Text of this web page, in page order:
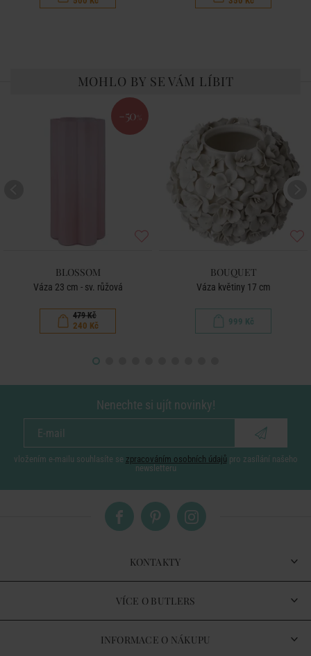
MOHLO BY SE VÁM LÍBIT
-50 %
BLOSSOM
Váza 23 cm - sv. růžová
479 Kč
240 Kč
BOUQUET
Váza květiny 17 cm
999 Kč
Nenechte si ujít novinky!
vložením e-mailu souhlasíte se zpracováním osobních údajů pro zasílání našeho
newsletteru
KONTAKTY
VÍCE O BUTLERS
INFORMACE O NÁKUPU